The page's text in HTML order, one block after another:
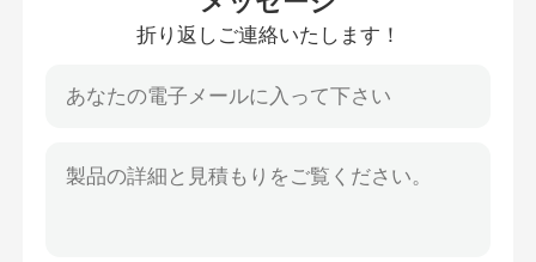
折り返しご連絡いたします！